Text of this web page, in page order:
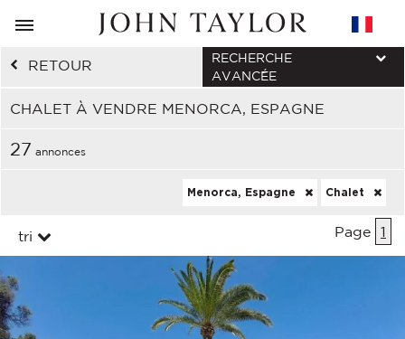
RETOUR
CHALET À VENDRE MENORCA, ESPAGNE
RECHERCHE
AVANCÉE
27 annonces
Menorca, Espagne Chalet
tri Page 1